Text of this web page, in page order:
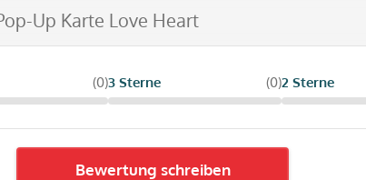
Up Karte Love Heart
(0)3 Sterne (0)2 Sterne
Bewertung schreiben